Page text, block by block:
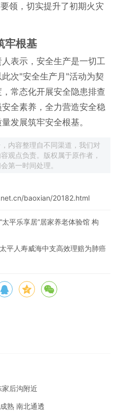
领，切实提升了初期火灾
牢根基
表示，安全生产是一切工
次"安全生产月"活动为契
常态化开展安全隐患排查
全素养，全力营造安全稳
发展筑牢安全根基。
内容整理自不同渠道，我们对
观点负责。版权属于原作者，
第一时间处理。
baoxian/20182.html
平乐享居”居家养老体验馆 构
平人寿威海中支高效理赔为肺癌
后沟附近
熟 南北通透